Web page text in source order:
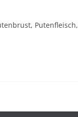
Putenfleisch,